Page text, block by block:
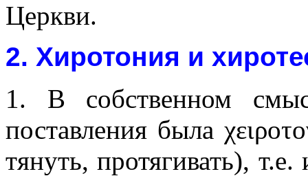
Церкви.
2. Хиротония и
1. В собственном
поставления была χ
тянуть, протягивать),